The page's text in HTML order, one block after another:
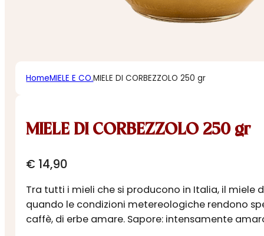
HomeMIELE E CO.MIELE DI CORBEZZOLO 250 gr
MIELE DI CORBEZZOLO 250 gr
€ 14,90
Tra tutti i mieli che si producono in Italia, il
quando le condizioni metereologiche rendono
caffè, di erbe amare. Sapore: intensamente